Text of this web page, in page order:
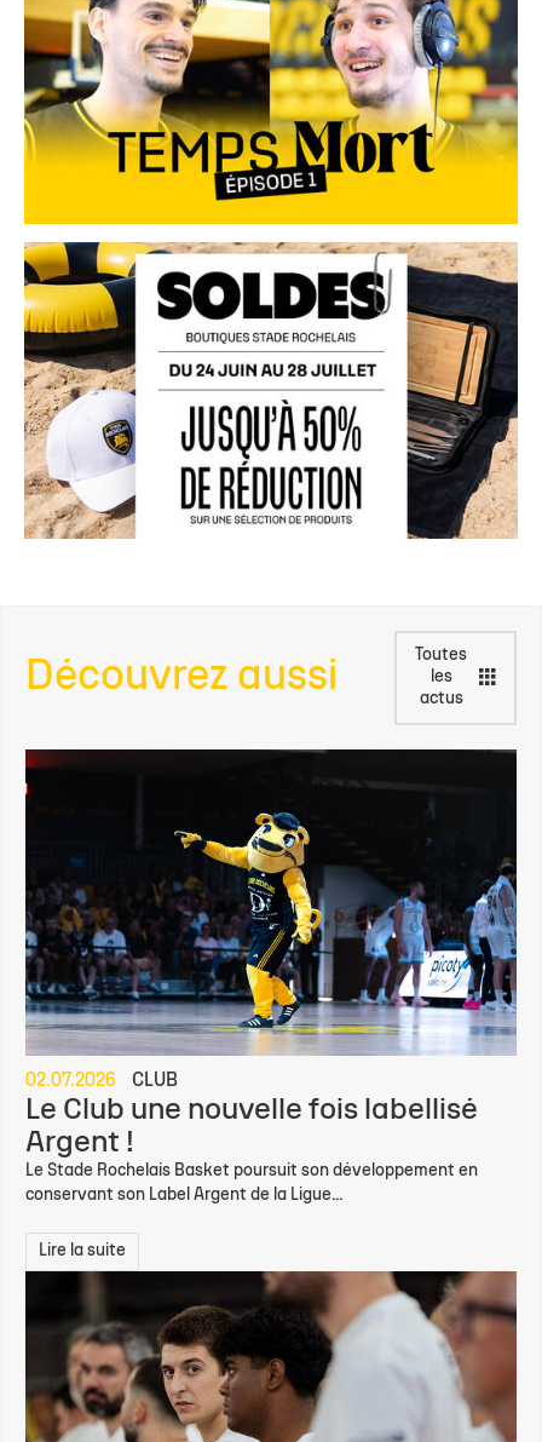
Découvrez aussi
les
actus
02.07.2026
Le Club une nouvelle fois labellisé
Le Stade Rochelais Basket poursuit son développement en
conservant son Label Argent de la Ligue...
29.06.2026 CLUB
L'Asso est à la recherche de trois
Services Civiques !
L'Association du Stade Rochelais Basket est à la recherche de
Lire la suite